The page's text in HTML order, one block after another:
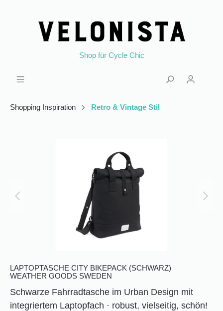
Shop für Cycle Chic
Shopping Inspiration Retro & Vintage Stil
LAPTOPTASCHE CITY BIKEPACK (SCHWARZ)
WEATHER GOODS SWEDEN
Schwarze Fahrradtasche im Urban Design mit
integriertem Laptopfach · robust, vielseitig, schön!